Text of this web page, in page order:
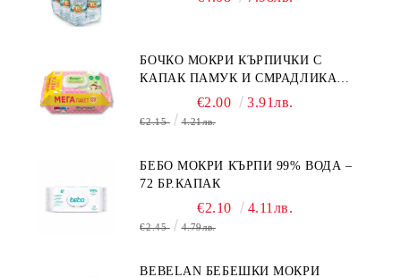
БОЧКО МОКРИ КЪРПИЧКИ С
КАПАК ПАМУК И СМРАДЛИКА
€2.00 3.91лв.
€2.15 4.21лв.
БЕБО МОКРИ КЪРПИ 99% ВОДА –
72 БР.КАПАК
€2.10 4.11лв.
€2.45 4.79лв.
BEBELAN БЕБЕШКИ МОКРИ